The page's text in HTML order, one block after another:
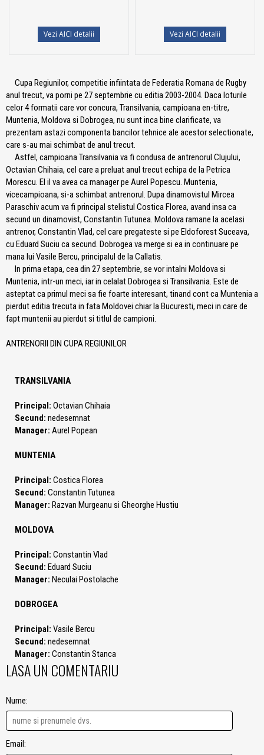
Vezi AICI detalii Vezi AICI detalii
Cupa Regiunilor, competitie infiintata de Federatia Romana de Rugby
anul trecut, va porni pe 27 septembrie cu editia 2003-2004. Daca loturile
celor 4 formatii care vor concura, Transilvania, campioana en-titre,
Muntenia, Moldova si Dobrogea, nu sunt inca bine clarificate, va
prezentam astazi componenta bancilor tehnice ale acestor selectionate,
care s-au mai schimbat de anul trecut.
Astfel, campioana Transilvania va fi condusa de antrenorul Clujului,
Octavian Chihaia, cel care a preluat anul trecut echipa de la Petrica
Morescu. El il va avea ca manager pe Aurel Popescu. Muntenia,
vicecampioana, si-a schimbat antrenorul. Dupa dinamovistul Mircea
Paraschiv acum va fi principal stelistul Costica Florea, avand insa ca
secund un dinamovist, Constantin Tutunea. Moldova ramane la acelasi
antrenor, Constantin Vlad, cel care pregateste si pe Eldoforest Suceava,
cu Eduard Suciu ca secund. Dobrogea va merge si ea in continuare pe
mana lui Vasile Bercu, principalul de la Callatis.
In prima etapa, cea din 27 septembrie, se vor intalni Moldova si
Muntenia, intr-un meci, iar in celalat Dobrogea si Transilvania. Este de
asteptat ca primul meci sa fie foarte interesant, tinand cont ca Muntenia a
pierdut editia trecuta in fata Moldovei chiar la Bucuresti, meci in care de
fapt muntenii au pierdut si titlul de campioni.
ANTRENORII DIN CUPA REGIUNILOR
TRANSILVANIA
Principal: Octavian Chihaia
Secund: nedesemnat
Manager: Aurel Popean
MUNTENIA
Principal: Costica Florea
Secund: Constantin Tutunea
Manager: Razvan Murgeanu si Gheorghe Hustiu
MOLDOVA
Principal: Constantin Vlad
Secund: Eduard Suciu
Manager: Neculai Postolache
DOBROGEA
Principal: Vasile Bercu
Secund: nedesemnat
Manager: Constantin Stanca
LASA UN COMENTARIU
Nume:
Email: